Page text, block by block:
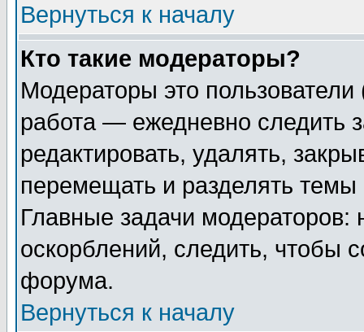
Вернуться к началу
Кто такие модераторы?
Модераторы это
работа — ежедневно следить
редактировать, удалять,
перемещать и разделять
Главные задачи
оскорблений, следить, чтобы
форума.
Вернуться к началу